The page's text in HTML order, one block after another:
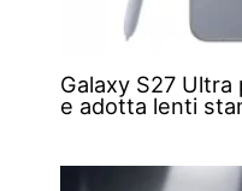
Galaxy S27
e adotta lenti